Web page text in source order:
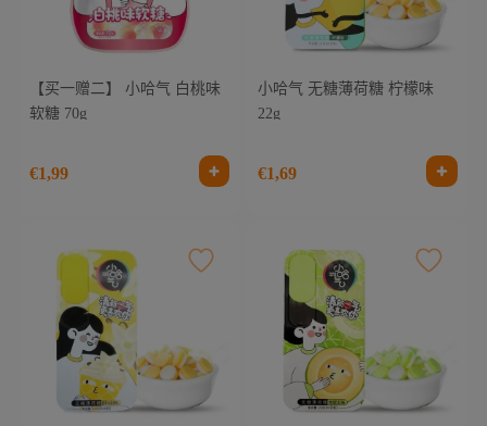
【买一赠二】 小哈气 白桃味
软糖 70g
€1,99
小哈气 无糖薄荷糖 柠檬味
22g
€1,69